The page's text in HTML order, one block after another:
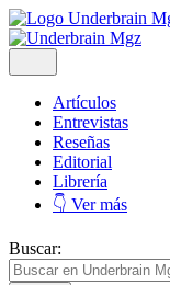
Artículos
Entrevistas
Reseñas
Editorial
Librería
👇 Ver más
Buscar: